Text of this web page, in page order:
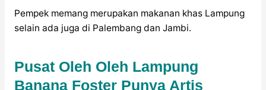
Pempek memang merupakan makanan khas Lampung
selain ada juga di Palembang dan Jambi.
Pusat Oleh Oleh Lampung
Banana Foster Punya Artis